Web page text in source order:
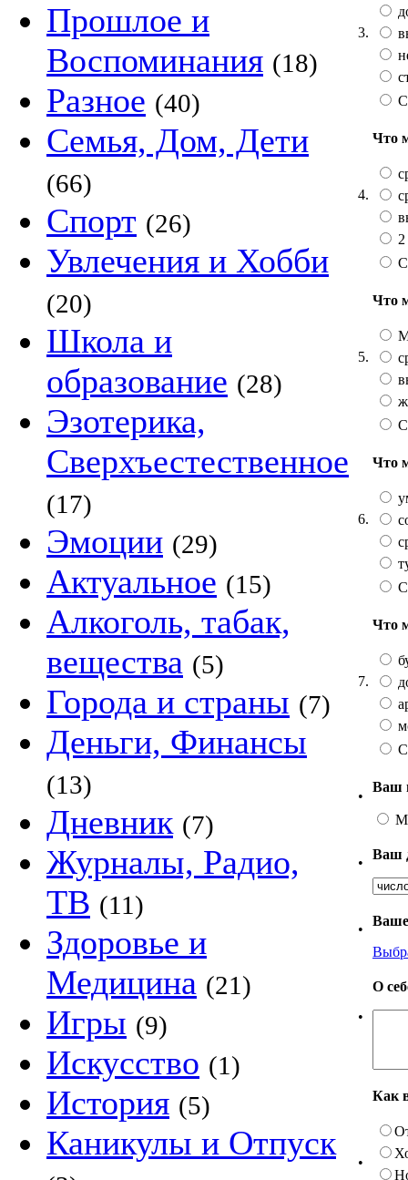
Прошлое и
Воспоминания (18)
Разное (40)
Семья, Дом, Дети
(66)
Спорт (26)
Увлечения и Хобби
(20)
Школа и
образование (28)
Эзотерика,
Сверхъестественное
(17)
Эмоции (29)
Актуальное (15)
Алкоголь, табак,
вещества (5)
Города и страны (7)
Деньги, Финансы
(13)
Дневник (7)
Журналы, Радио,
ТВ (11)
Здоровье и
Медицина (21)
Игры (9)
Искусство (1)
История (5)
Каникулы и Отпуск
3.
4.
Что
5.
Что
6.
Что
7.
Что
•
Ваш
•
Ваш
•
Ваше
•
О
•
Как